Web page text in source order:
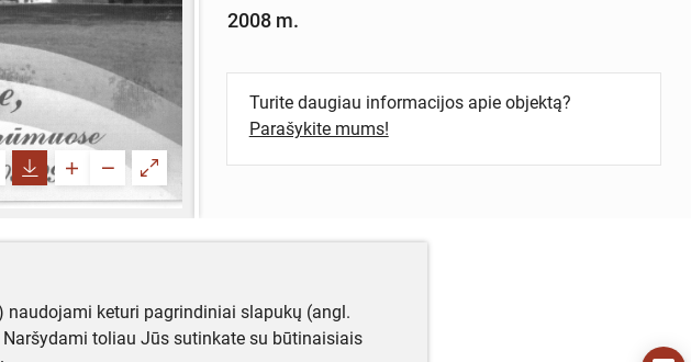
2008 m.
Turite daugiau informacijos apie objektą?
Parašykite mums!
keturi pagrindiniai slapukų (angl.
toliau Jūs sutinkate su būtinaisiais